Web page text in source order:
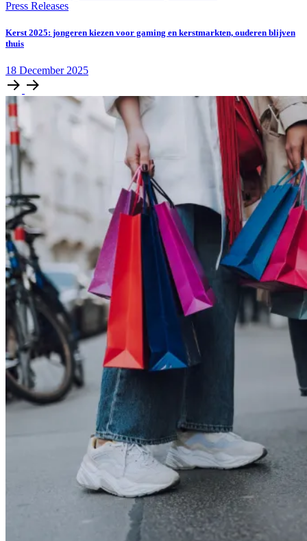
Press Releases
Kerst 2025: jongeren kiezen voor gaming en kerstmarkten, ouderen blijven
thuis
18 December 2025